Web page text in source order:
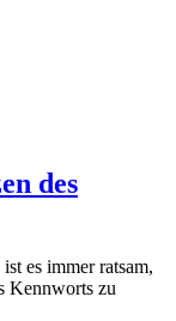
des
es immer ratsam,
Kennworts zu